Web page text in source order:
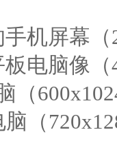
机屏幕
电脑像（
（
（